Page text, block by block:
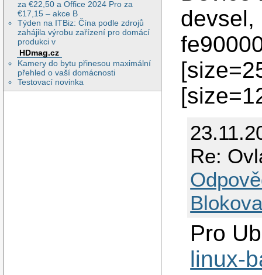
za €22,50 a Office 2024 Pro za
€17,15 – akce B
Týden na ITBiz: Čína podle zdrojů
zahájila výrobu zařízení pro domácí
produkci v
HDmag.cz
Kamery do bytu přinesou maximální
přehled o vaší domácnosti
Testovací novinka
devsel,
Re:
Pro
linux-